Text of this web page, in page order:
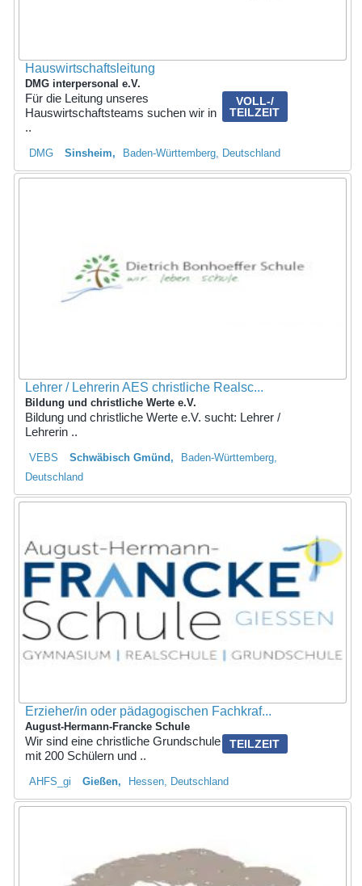
Hauswirtschaftsleitung
DMG interpersonal e.V.
VOLL-/
TEILZEIT
Für die Leitung unseres
Hauswirtschaftsteams suchen wir in
..
DMG Sinsheim Baden-Württemberg, Deutschland
Lehrer / Lehrerin AES christliche Realsc...
Bildung und christliche Werte e.V.
Bildung und christliche Werte e.V. sucht: Lehrer /
Lehrerin ..
VEBS Schwäbisch Gmünd
Baden-Württemberg,
Deutschland
Erzieher/in oder pädagogischen Fachkraf...
August-Hermann-Francke Schule
TEILZEIT
Wir sind eine christliche Grundschule
mit 200 Schülern und ..
AHFS_gi Gießen Hessen, Deutschland